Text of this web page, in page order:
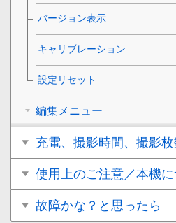
バージョン表示
キャリブレーション
設定リセット
編集メニュー
充電、撮影時間、撮影
使用上のご注意／本機に
故障かな？と思ったら